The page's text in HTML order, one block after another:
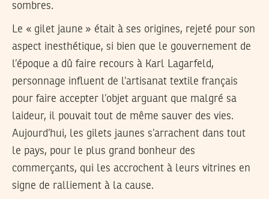
sombres.
Le « gilet jaune » était à ses origines, rejeté pour son
aspect inesthétique, si bien que le gouvernement de
l’époque a dû faire recours à Karl Lagarfeld,
personnage influent de l’artisanat textile français
pour faire accepter l’objet arguant que malgré sa
laideur, il pouvait tout de même sauver des vies.
Aujourd’hui, les gilets jaunes s’arrachent dans tout
le pays, pour le plus grand bonheur des
commerçants, qui les accrochent à leurs vitrines en
signe de ralliement à la cause.